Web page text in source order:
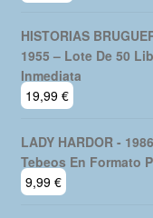
HISTORIAS
1955 – Lote De 50
Inmediata
19,99 €
LADY HARDOR -
Tebeos En Formato
9,99 €